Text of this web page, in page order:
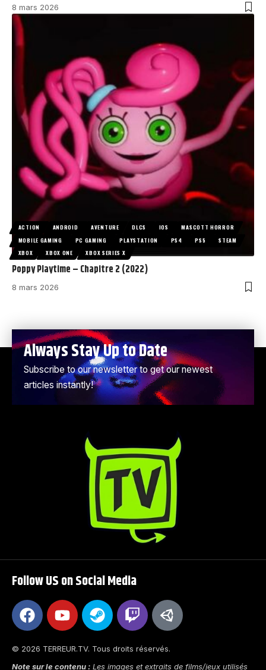
8 mars 2026
ACTION ANDROID AVENTURE DLCS IOS
MASCOTT HORROR
MOBILE GAMING
PC GAMING PLAYSTATION PS4 PS5
STEAM
XBOX
XBOX ONE XBOX SERIES X
Poppy Playtime – Chapitre 2 (2022)
8 mars 2026
Always Stay Up to Date
Subscribe to our newsletter to get our newest
articles instantly!
Follow US on Social Media
© 2026 TERREUR.TV. Tous droits réservés.
Note sur le contenu : Les images et extraits de films/jeux utilisés